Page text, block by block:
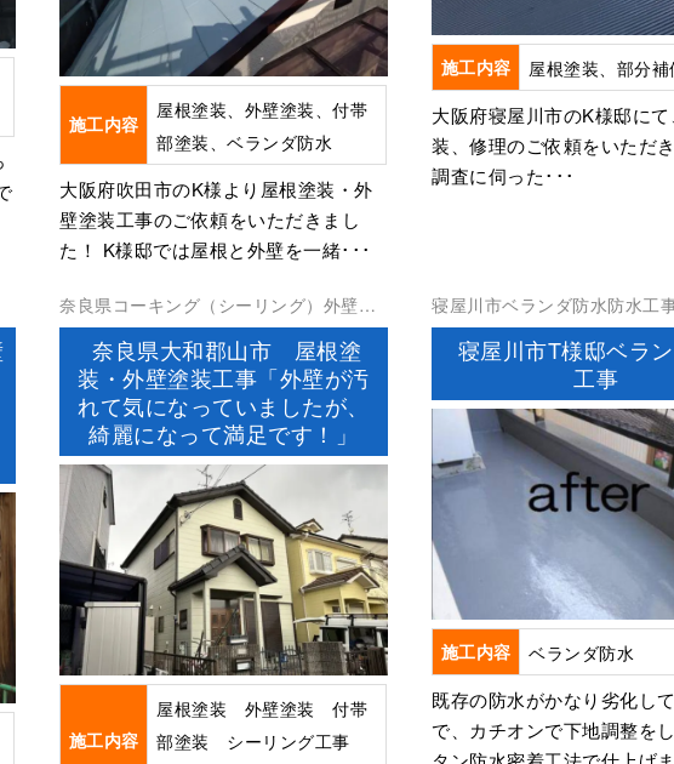
施工内容
屋根塗装、外壁塗装、付帯
部塗装、ベランダ防水
大阪府吹田市のK様より屋根塗装・外
壁塗装工事のご依頼をいただきまし
た！ K様邸では屋根と外壁を一緒･･･
施工内容
屋根塗装、部分補
大阪府寝屋川市のK様邸に
装、修理のご依頼をいただ
調査に伺った･･･
奈良県コーキング（シーリング）外壁塗
装屋根塗装屋根工事防水工事
奈良県大和郡山市 屋根塗
装・外壁塗装工事「外壁が汚
れて気になっていましたが、
綺麗になって満足です！」
施工内容
屋根塗装 外壁塗装 付帯
部塗装 シーリング工事
寝屋川市ベランダ防水防水工
寝屋川市T様邸ベラ
工事
施工内容
ベランダ防水
既存の防水がかなり劣化し
で、カチオンで下地調整を